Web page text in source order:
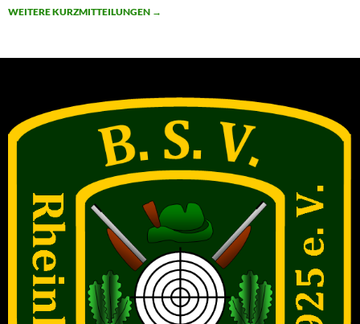
WEITERE KURZMITTEILUNGEN →